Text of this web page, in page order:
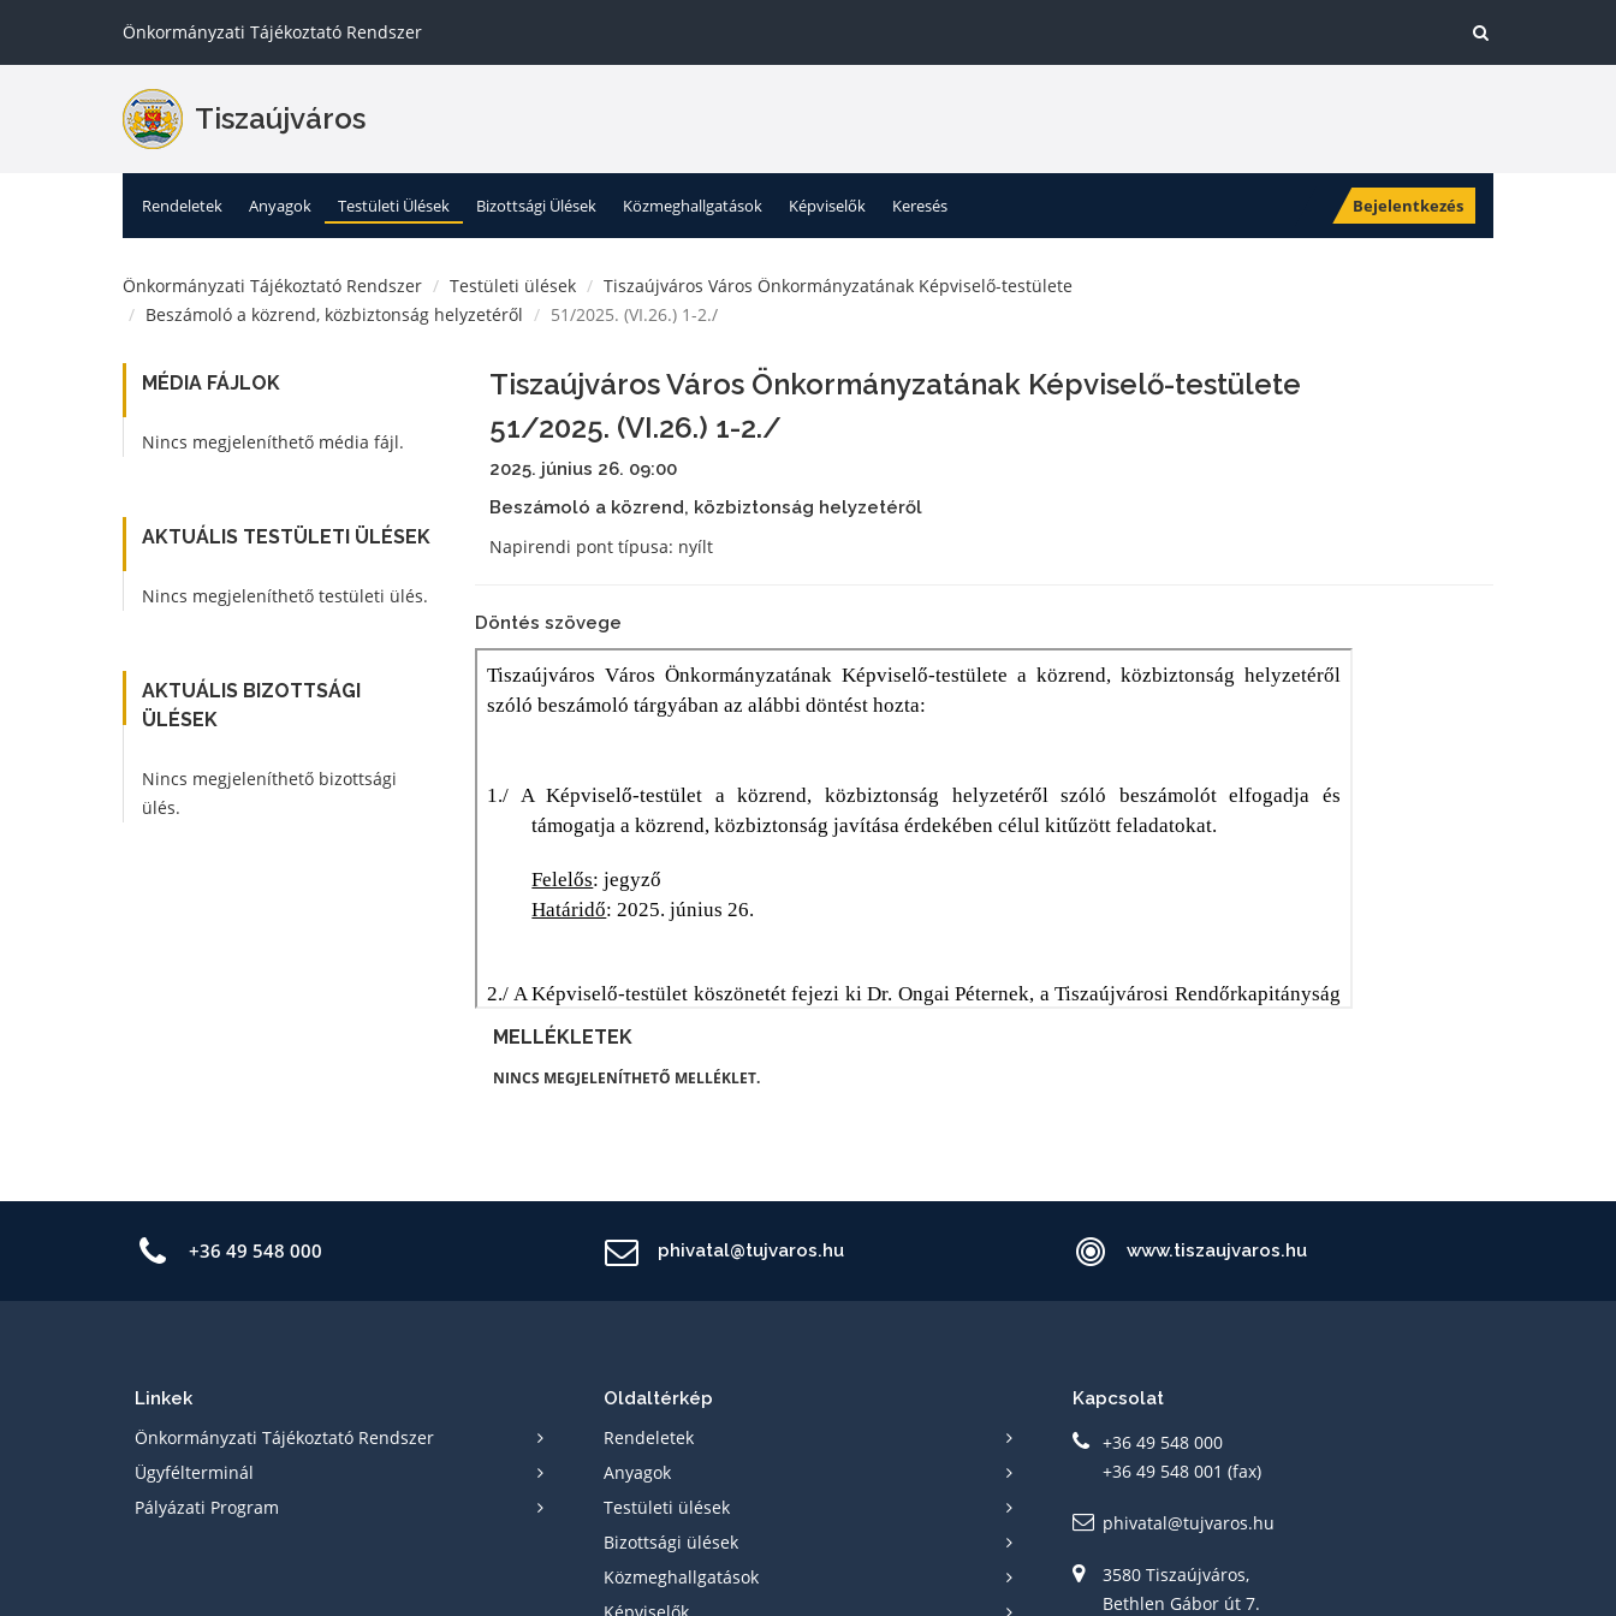
Önkormányzati Tájékoztató Rendszer
Tiszaújváros
Rendeletek Anyagok Testületi Ülések Bizottsági Ülések Közmeghallgatások Képviselők Keresés Bejelentkezés
Önkormányzati Tájékoztató Rendszer Testületi ülések
Tiszaújváros Város Önkormányzatának Képviselő-testülete
Beszámoló a közrend, közbiztonság helyzetéről
51/2025. (VI.26.) 1-2./
MÉDIA FÁJLOK
Nincs megjeleníthető média fájl.
AKTUÁLIS TESTÜLETI ÜLÉSEK
Nincs megjeleníthető testületi ülés.
AKTUÁLIS BIZOTTSÁGI
ÜLÉSEK
Nincs megjeleníthető bizottsági
ülés.
Tiszaújváros Város Önkormányzatának Képviselő-testülete
51/2025. (VI.26.) 1-2./
2025. június 26. 09:00
Beszámoló a közrend, közbiztonság helyzetéről
Napirendi pont típusa: nyílt
Döntés szövege
MELLÉKLETEK
NINCS MEGJELENÍTHETŐ MELLÉKLET.
+36 49 548 000 phivatal@tujvaros.hu www.tiszaujvaros.hu
Linkek
Önkormányzati Tájékoztató Rendszer
Ügyfélterminál
Pályázati Program
Oldaltérkép
Rendeletek
Anyagok
Testületi ülések
Bizottsági ülések
Közmeghallgatások
Kapcsolat
+36 49 548 000
+36 49 548 001 (fax)
phivatal@tujvaros.hu
3580 Tiszaújváros,
Bethlen Gábor út 7.